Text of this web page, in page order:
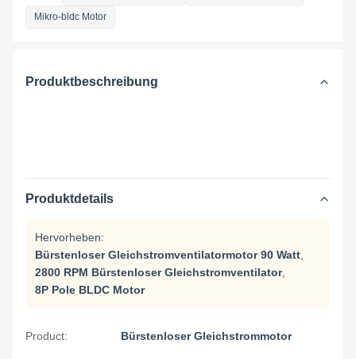
Mikro-bldc Motor
Produktbeschreibung
Produktdetails
Hervorheben:
Bürstenloser Gleichstromventilatormotor 90 Watt
2800 RPM Bürstenloser Gleichstromventilator,
8P Pole BLDC Motor
Product: Bürstenloser Gleichstrommotor